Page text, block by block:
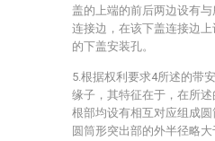
盖的上端的前后两边设有
连接边，在该下盖连接边
的下盖安装孔。
5.根据权利要求4所述的带
缘子，其特征在于，在所
根部均设有相互对应组成
圆筒形突出部的外半径略